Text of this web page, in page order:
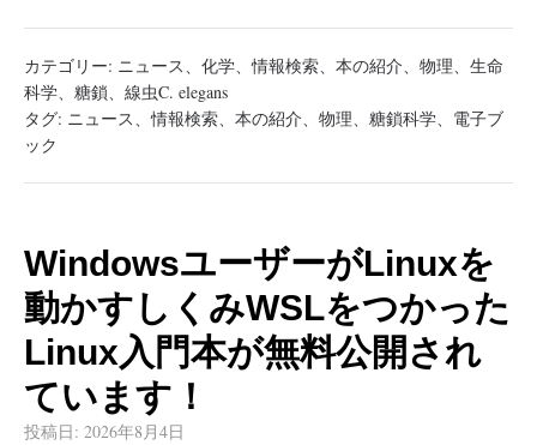
カテゴリー: ニュース、 化学、情報検索、 本の紹介、 物理、 生命
科学、 糖鎖、 線虫C. elegans
タグ: ニュース、情報検索、 本の紹介、 物理、 糖鎖科学、 電子ブ
ック
WindowsユーザーがLinuxを
動かすしくみWSLをつかった
Linux入門本が無料公開され
ています！
投稿日: 2026年8月4日